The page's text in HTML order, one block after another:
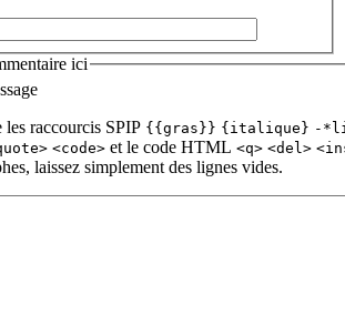
ici
les raccourcis SPIP {{gras}} {italique} -
<code> et le code HTML <q> <del>
laissez simplement des lignes vides.